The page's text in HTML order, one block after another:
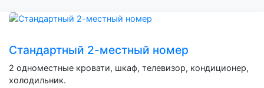
Стандартный 2-местный номер
2 одноместные кровати, шкаф, телевизор, кондиционер,
холодильник.